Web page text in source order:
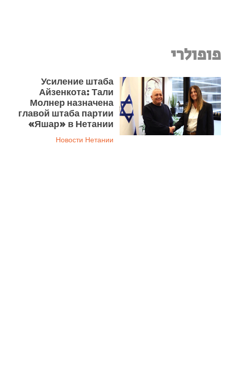
פופולרי
Усиление штаба
Айзенкота: Тали
Молнер назначена
главой штаба партии
«Яшар» в Нетании
Новости Нетании